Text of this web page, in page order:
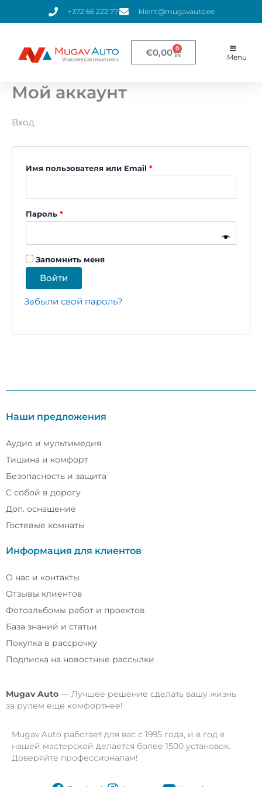
к
+372 66 222 77 klient@mugavauto.ee
€0,00 0
Корзина Menu
Мой аккаунт
Вход
Имя пользователя или Email *
Обязательно
Пароль *
Обязательно
Запомнить меня
Войти
Забыли свой пароль?
Наши предложения
Аудио и мультимедия
Тишина и комфорт
Безопасность и защита
С собой в дорогу
Доп. оснащение
Гостевые комнаты
Информация для клиентов
О нас и контакты
Отзывы клиентов
Фотоальбомы работ и проектов
База знаний и статьи
Покупка в рассрочку
Подписка на новостные рассылки
Mugav Auto — Лучшее решение сделать вашу жизнь
за рулем еще комфортнее!
Mugav Auto работает для вас с 1995 года, и в год в
нашей мастерской делается более 1500 установок.
Доверяйте профессионалам!